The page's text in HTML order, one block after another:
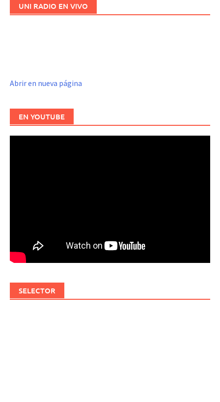
UNI RADIO EN VIVO
Abrir en nueva página
EN YOUTUBE
SELECTOR